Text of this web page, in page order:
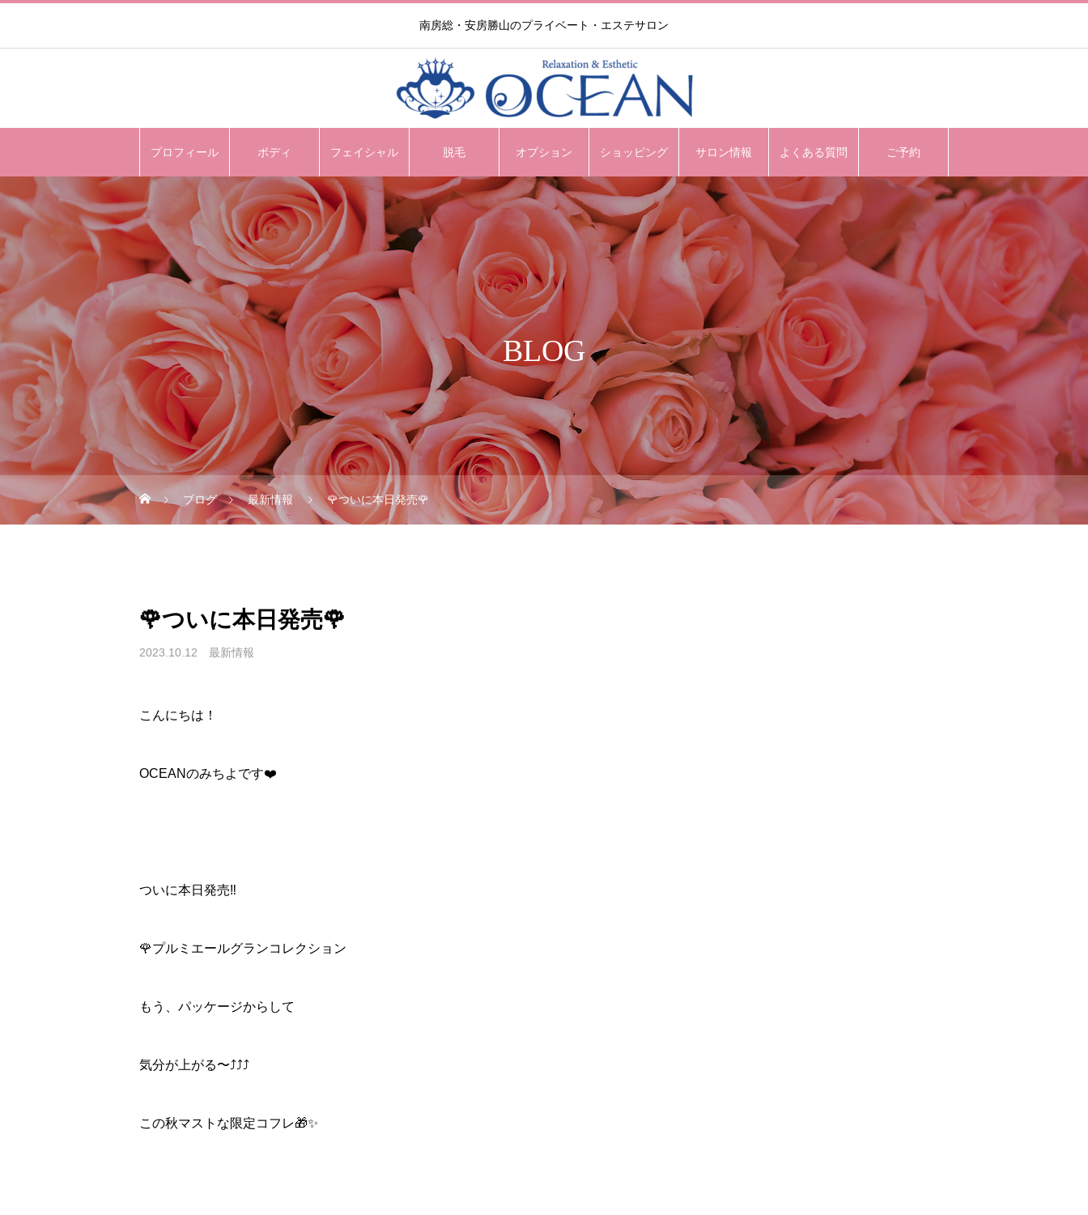
南房総・安房勝山のプライベート・エステサロン
プロフィール ボディ フェイシャル 脱毛 オプション ショッピング サロン情報 よくある質問 ご予約
BLOG
ブログ 最新情報 🌹ついに本日発売🌹
🌹ついに本日発売🌹
2023.10.12 最新情報
こんにちは！
OCEANのみちよです❤️
ついに本日発売‼️
🌹プルミエールグランコレクション
もう、パッケージからして
気分が上がる〜⤴⤴⤴
この秋マストな限定コフレ🎁✨